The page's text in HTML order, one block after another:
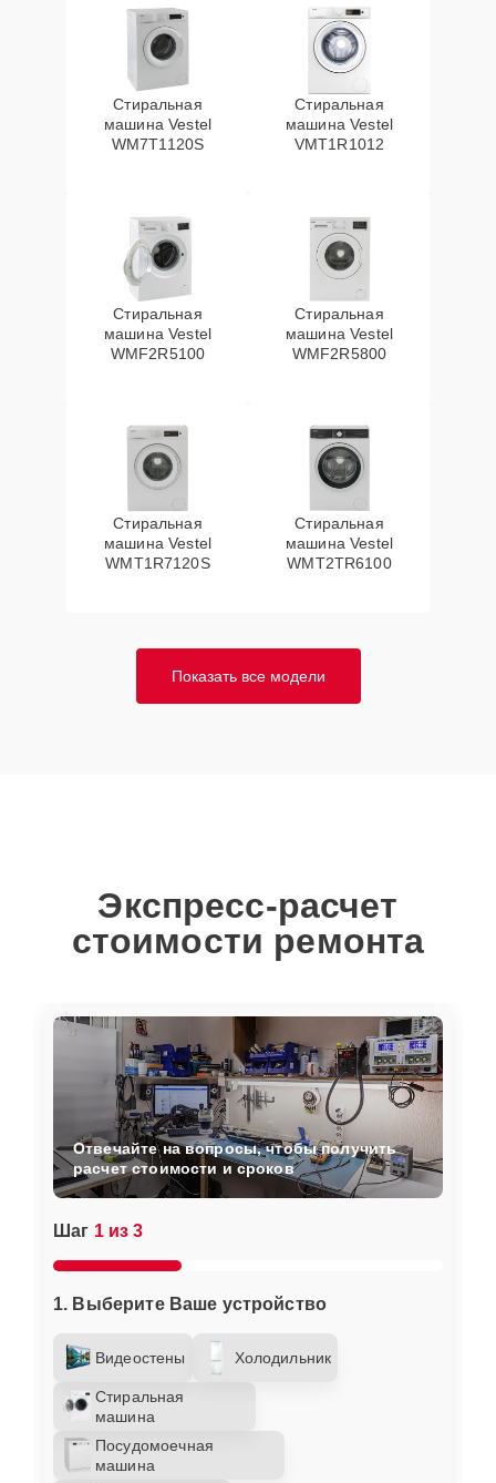
Стиральная
машина Vestel
WM7T1120S
Стиральная
машина Vestel
VMT1R1012
Стиральная
машина Vestel
WMF2R5100
Стиральная
машина Vestel
WMF2R5800
Стиральная
машина Vestel
WMT1R7120S
Стиральная
машина Vestel
WMT2TR6100
Показать все модели
Экспресс-расчет
стоимости ремонта
Шаг 1 из 3
1. Выберите Ваше устройство
Видеостены Холодильник
Стиральная
машина
Посудомоечная
машина
Отвечайте на вопросы, чтобы получить
расчет стоимости и сроков